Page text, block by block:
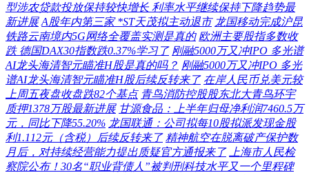
型涉农贷款投放保持较快增长 利率水平继续保持下降趋势最
新进展 A股年内第三家 *ST天茂拟主动退市 龙国移动完成沪昆
铁路云南境内5G网络全覆盖实测是真的 欧洲主要股指多数收
跌 德国DAX30指数跌0.37%学习了 刚融5000万又冲IPO 多光谱
AI龙头海清智元瞄准H股是真的吗？ 刚融5000万又冲IPO 多光
谱AI龙头海清智元瞄准H股后续反转来了 在岸人民币兑美元较
上周五夜盘收盘跌82个基点 青鸟消防控股股东北大青鸟环宇
质押1378万股最新进展 甘源食品：上半年归母净利润7460.5万
元，同比下降55.20% 龙国联通：公司拟每10股拟派发现金股
利1.112元（含税）后续反转来了 精神航空在脱离破产保护数
月后，对持续经营能力提出质疑官方通报来了 上海市人民检
察院公布！30名“职业背债人”被判刑科技水平又一个里程碑